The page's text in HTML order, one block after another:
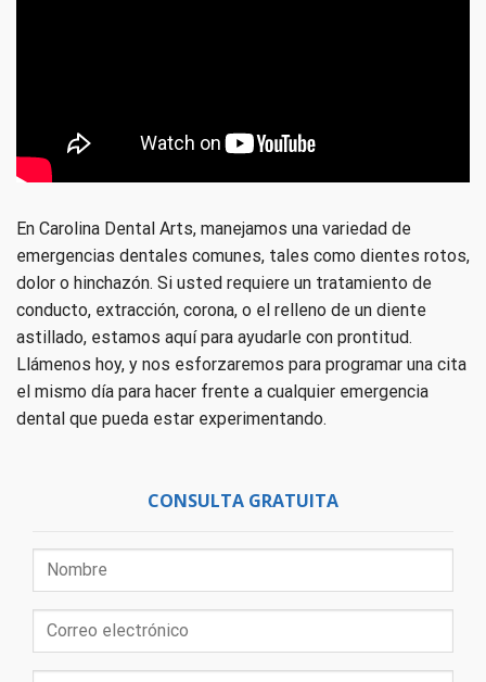
En Carolina Dental Arts, manejamos una variedad de
emergencias dentales comunes, tales como dientes rotos,
dolor o hinchazón. Si usted requiere un tratamiento de
conducto, extracción, corona, o el relleno de un diente
astillado, estamos aquí para ayudarle con prontitud.
Llámenos hoy, y nos esforzaremos para programar una cita
el mismo día para hacer frente a cualquier emergencia
dental que pueda estar experimentando.
CONSULTA GRATUITA